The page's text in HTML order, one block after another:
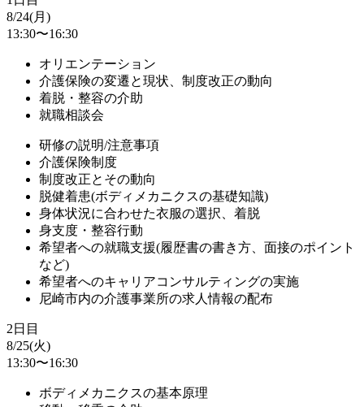
8/24(月)
13:30〜16:30
オリエンテーション
介護保険の変遷と現状、制度改正の動向
着脱・整容の介助
就職相談会
研修の説明/注意事項
介護保険制度
制度改正とその動向
脱健着患(ボディメカニクスの基礎知識)
身体状況に合わせた衣服の選択、着脱
身支度・整容行動
希望者への就職支援(履歴書の書き方、面接のポイント
など)
希望者へのキャリアコンサルティングの実施
尼崎市内の介護事業所の求人情報の配布
2日目
8/25(火)
13:30〜16:30
ボディメカニクスの基本原理